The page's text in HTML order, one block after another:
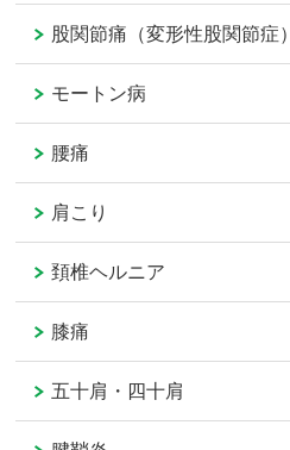
股関節痛（変形性股関節症）
モートン病
腰痛
肩こり
頚椎ヘルニア
膝痛
五十肩・四十肩